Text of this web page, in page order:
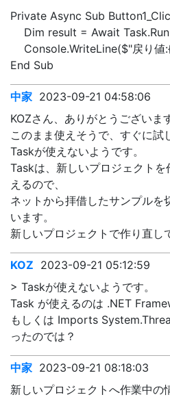
Private Async Sub
Dim result = Await
Console.WriteLine($"戻り値
End Sub
中家 2023-09-21 04:58:06
KOZさん、ありがとうございま
このまま使えそうで、すぐに試
Taskが使えないようです。
Taskは、新しいプロジェクト
えるので、
ネットから拝借したサンプルを
います。
新しいプロジェクトで作り直し
KOZ 2023-09-21 05:12:59
> Taskが使えないようです。
Task が使えるのは .NET
もしくは Imports
ったのでは？
中家 2023-09-21 08:18:03
新しいプロジェクトへ作業中の